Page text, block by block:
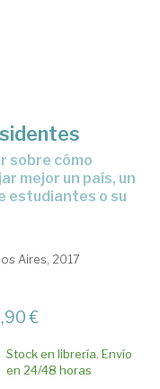
mejor un país, un
estudiantes o su
Aires, 2017
€
Stock en librería. Envío
en 24/48 horas